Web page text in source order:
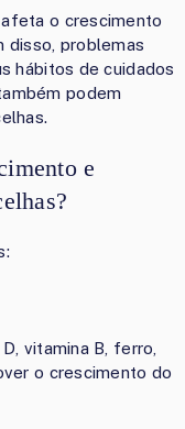
o crescimento
disso, problemas
hábitos de cuidados
podem
e
vitamina B, ferro,
o crescimento do